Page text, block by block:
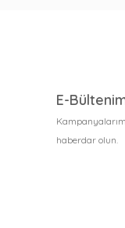
E-
haberdar olun.